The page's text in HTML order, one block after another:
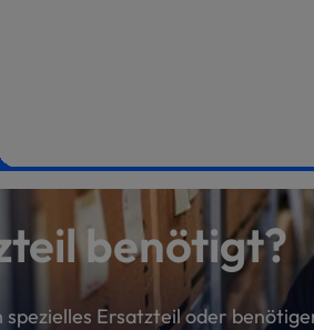
benötigt?
spezielles Ersatzteil oder